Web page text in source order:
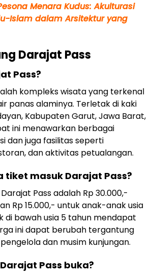
Menara Kudus: Akulturasi
Islam dalam Arsitektur yang
Darajat Pass
Pass?
kompleks wisata yang terkenal
panas alaminya. Terletak di kaki
Kabupaten Garut, Jawa Barat,
ini menawarkan berbagai
dan juga fasilitas seperti
dan aktivitas petualangan.
tiket masuk Darajat Pass?
Pass adalah Rp 30.000,-
Rp 15.000,- untuk anak-anak usia
di bawah usia 5 tahun mendapat
ini dapat berubah tergantung
dan musim kunjungan.
Pass buka?